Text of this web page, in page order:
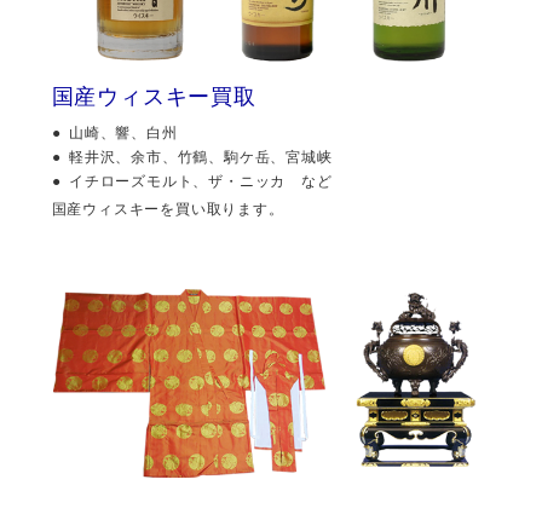
国産ウィスキー買取
山崎、響、白州
軽井沢、余市、竹鶴、駒ケ岳、宮城峡
イチローズモルト、ザ・ニッカ など
国産ウィスキーを買い取ります。